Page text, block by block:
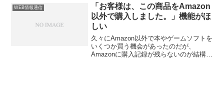
｜ ｜ 4
｜ ｜----＋----------------
＋ ｜ 2 1 1 2 ｜ ｜ 1
1 1 1 3 2｜ ｜ 4 6 2 1 1 2 2 1｜----＋--
-...
登録してしまった。正確にはアカウント
だけはもうちょっと前から作っていた
が、全く使っていなかったのを少しだけ
使ってみるようになった。 分かっては
いたものの、基本的に全員実名というの
はやはり壮観だ。5年前に就職が決まった
頃は、ネットで実名出すというだけでも
おっかなびっくりだったような覚えがあ
WEB情報通信
「お客様は、この商品をAmazon
以外で購入しました。」機能がほ
しい
久々にAmazon以外で本やゲームソフトを
いくつか買う機会があったのだが、
Amazonに購入記録が残らないのが結構気